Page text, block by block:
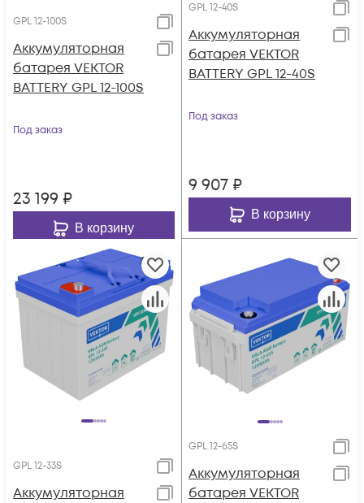
GPL 12-100S
Аккумуляторная
батарея VEKTOR
BATTERY GPL 12-100S
Под заказ
23 199 ₽
В корзину
GPL 12-40S
Аккумуляторная
батарея VEKTOR
BATTERY GPL 12-40S
Под заказ
9 907 ₽
В корзину
GPL 12-33S
Аккумуляторная
GPL 12-65S
Аккумуляторная
батарея VEKTOR